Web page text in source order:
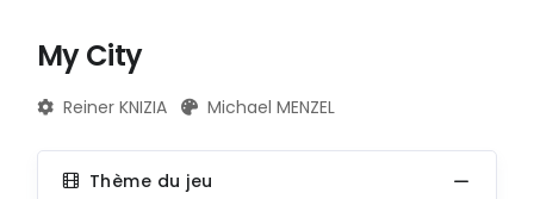
A
E
TRIBUNE
DOCUMENTS
My City
Reiner KNIZIA Michael MENZEL
Thème du jeu